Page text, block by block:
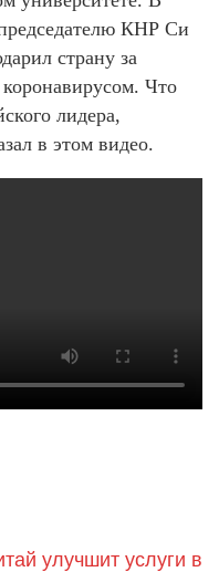
КНР Си
страну за
Что
лидера,
в этом видео.
улучшит услуги в